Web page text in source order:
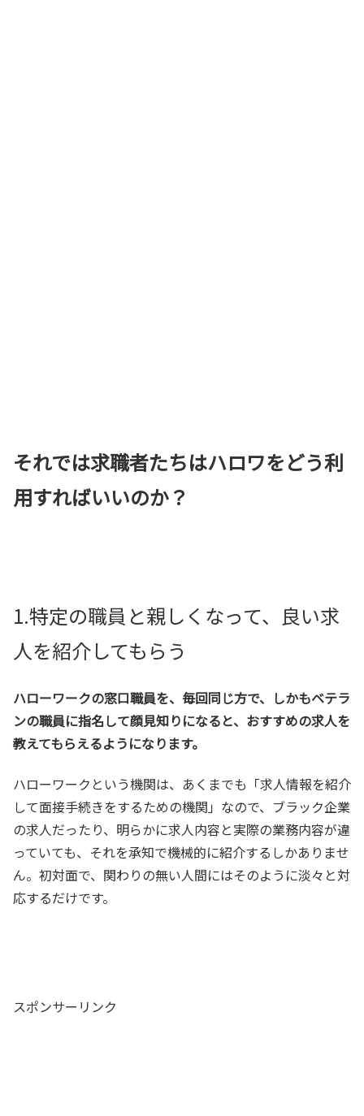
それでは求職者たちはハロワをどう利
用すればいいのか？
1.特定の職員と親しくなって、良い求
人を紹介してもらう
ハローワークの窓口職員を、毎回同じ方で、しかもベテラ
ンの職員に指名して顔見知りになると、おすすめの求人を
教えてもらえるようになります。
ハローワークという機関は、あくまでも「求人情報を紹介
して面接手続きをするための機関」なので、ブラック企業
の求人だったり、明らかに求人内容と実際の業務内容が違
っていても、それを承知で機械的に紹介するしかありませ
ん。初対面で、関わりの無い人間にはそのように淡々と対
応するだけです。
スポンサーリンク